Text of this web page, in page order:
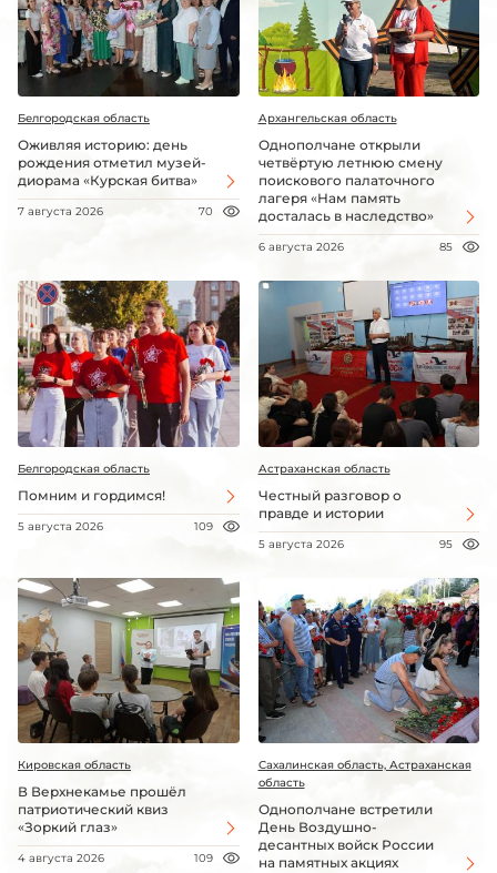
Белгородская область
Оживляя историю: день
рождения отметил музей-
диорама «Курская битва»
7 августа 2026 70
Архангельская область
Однополчане открыли
четвёртую летнюю смену
поискового палаточного
лагеря «Нам память
досталась в наследство»
6 августа 2026 85
Белгородская область
Помним и гордимся!
5 августа 2026 109
Астраханская область
Честный разговор о
правде и истории
5 августа 2026 95
Кировская область
В Верхнекамье прошёл
патриотический квиз
«Зоркий глаз»
4 августа 2026 109
Сахалинская область, Астраханская
область
Однополчане встретили
День Воздушно-
десантных войск России
на памятных акциях